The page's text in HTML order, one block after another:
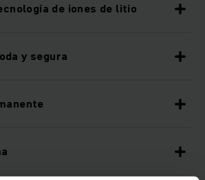
de iones de litio
y segura